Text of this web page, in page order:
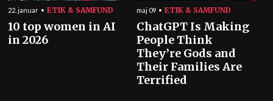
22. januar ETIK & SAMFUND
10 top women in AI
in 2026
maj 09 ETIK & SAMFUND
ChatGPT Is Making
People Think
They’re Gods and
Their Families Are
Terrified